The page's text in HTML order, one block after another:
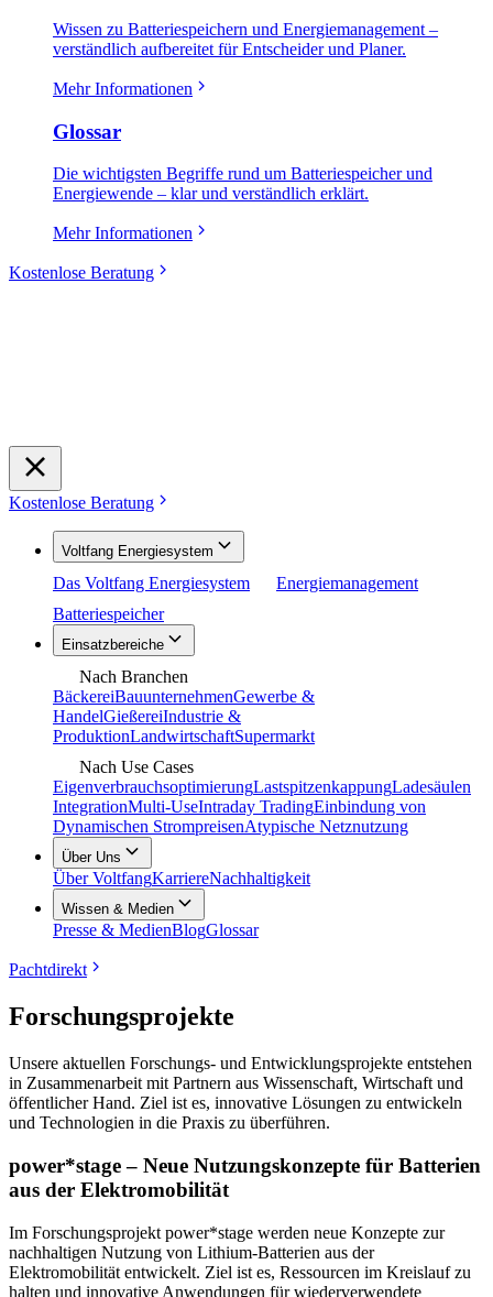
Wissen zu Batteriespeichern und Energiemanagement –
verständlich aufbereitet für Entscheider und Planer.
Mehr Informationen
Glossar
Die wichtigsten Begriffe rund um Batteriespeicher und
Energiewende – klar und verständlich erklärt.
Mehr Informationen
Kostenlose Beratung
Kostenlose Beratung
Voltfang Energiesystem
Das Voltfang Energiesystem
Energiemanagement
Batteriespeicher
Einsatzbereiche
Nach Branchen
BäckereiBauunternehmenGewerbe &
HandelGießereiIndustrie &
ProduktionLandwirtschaftSupermarkt
Nach Use Cases
EigenverbrauchsoptimierungLastspitzenkappungLadesäulen
IntegrationMulti-UseIntraday TradingEinbindung von
Dynamischen StrompreisenAtypische Netznutzung
Über Uns
Über VoltfangKarriereNachhaltigkeit
Wissen & Medien
Presse & MedienBlogGlossar
Pachtdirekt
Forschungsprojekte
Unsere aktuellen Forschungs- und Entwicklungsprojekte entstehen
in Zusammenarbeit mit Partnern aus Wissenschaft, Wirtschaft und
öffentlicher Hand. Ziel ist es, innovative Lösungen zu entwickeln
und Technologien in die Praxis zu überführen.
power*stage – Neue Nutzungskonzepte für Batterien
aus der Elektromobilität
Im Forschungsprojekt power*stage werden neue Konzepte zur
nachhaltigen Nutzung von Lithium-Batterien aus der
Elektromobilität entwickelt. Ziel ist es, Ressourcen im Kreislauf zu
halten und innovative Anwendungen für wiederverwendete